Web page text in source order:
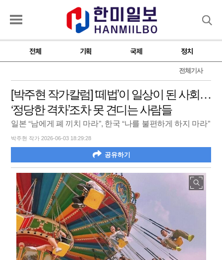
전체 기획 국제 정치
전체기사
[박주현 작가칼럼] ‘떼법’이 일상이 된 사회…
‘정당한 격차’조차 못 견디는 사람들
일본 “남에게 폐 끼치 마라”, 한국 “나를 불편하게 하지 마라”
박주현 작가 2026-06-03 18:29:28
공유하기